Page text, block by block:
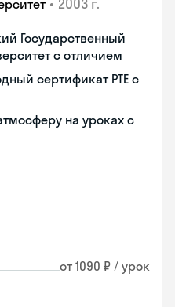
Государственный
с отличием
сертификат PTE с
на уроках с
от 1090 ₽ / урок